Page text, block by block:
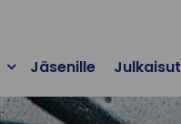
Jäsenille Julkaisut